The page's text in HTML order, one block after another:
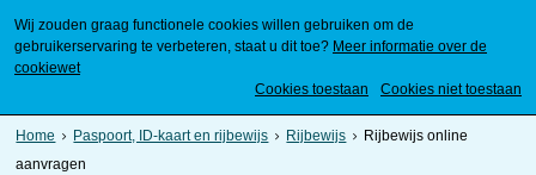
Wij zouden graag functionele cookies willen gebruiken om de
gebruikerservaring te verbeteren, staat u dit toe? Meer informatie over de
cookiewet
Cookies toestaan
Cookies niet toestaan
Home Paspoort, ID-kaart en rijbewijs Rijbewijs
Rijbewijs online
aanvragen